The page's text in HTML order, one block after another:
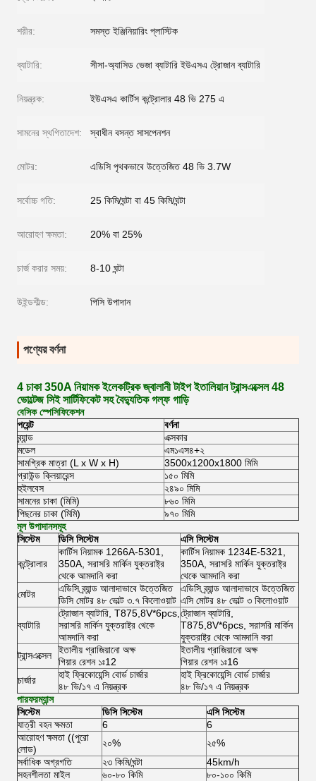
শরীর: সমস্ত ইঞ্জিনিয়ারিং প্লাস্টিক
ব্যাটারি: সীসা-অ্যাসিড ভেজা ব্যাটারি ইউএসএ ট্রোজান ব্যাটারি
নিয়ন্ত্রক: ইউএসএ কার্টিস কন্ট্রোলার 48 ভি 275 এ
সামনের স্থগিতাদেশ: স্বাধীন বসন্ত সাসপেনশন
মোটর: এডিসি পৃথকভাবে উত্তেজিত 48 ভি 3.7W
সর্বোচ্চ গতি: 25 কিমি/ঘন্টা বা 45 কিমি/ঘন্টা
আরোহণ ক্ষমতা: 20% বা 25%
চার্জ করার সময়: 8-10 ঘন্টা
উইন্ডশীল্ড: পিসি উপাদান
পণ্যের বর্ণনা
4 চাকা 350A নিয়ামক ইলেকট্রিক জ্বালানী টাইপ ইতালিয়ান ট্রান্সএক্সেল 48
ভোল্টেজ সিই সার্টিফিকেট সহ বৈদ্যুতিক গল্ফ গাড়ি
বেসিক স্পেসিফিকেশন
পয়েন্ট
বর্ণনা
ব্র্যান্ড
এক্সকার
মডেল
এম১এস৪+২
সামগ্রিক মাত্রা (L x W x H)
3500x1200x1800 মিমি
গ্রাউন্ড ক্লিয়ারেন্স
১৫০ মিমি
হুইলবেস
২৪৯০ মিমি
সামনের চাকা (মিমি)
৮৬০ মিমি
পিছনের চাকা (মিমি)
৯৭০ মিমি
মূল উপাদানসমূহ
সিস্টেম
ডিসি সিস্টেম এসি সিস্টেম
কন্ট্রোলার
কার্টিস নিয়ামক 1266A-5301,
350A, সরাসরি মার্কিন যুক্তরাষ্ট্র
থেকে আমদানি করা
কার্টিস নিয়ামক 1234E-5321,
350A, সরাসরি মার্কিন যুক্তরাষ্ট্র
থেকে আমদানি করা
মোটর
এডিসি ব্র্যান্ড আলাদাভাবে উত্তেজিত
ডিসি মোটর ৪৮ ভোল্ট ৩.৭ কিলোওয়াট
এডিসি ব্র্যান্ড আলাদাভাবে উত্তেজিত
এসি মোটর ৪৮ ভোল্ট ৩ কিলোওয়াট
ব্যাটারি
ট্রোজান ব্যাটারি, T875,8V*6pcs,
সরাসরি মার্কিন যুক্তরাষ্ট্র থেকে
আমদানি করা
ট্রোজান ব্যাটারি,
T875,8V*6pcs, সরাসরি মার্কিন
যুক্তরাষ্ট্র থেকে আমদানি করা
ট্রান্সএক্সেল
ইতালীয় গ্রাজিয়ানো অক্ষ
গিয়ার রেশন ১ঃ12
ইতালীয় গ্রাজিয়ানো অক্ষ
গিয়ার রেশন ১ঃ16
চার্জার
হাই ফ্রিকোয়েন্সি বোর্ড চার্জার
৪৮ ভি/১৭ এ নিয়ন্ত্রক
হাই ফ্রিকোয়েন্সি বোর্ড চার্জার
৪৮ ভি/১৭ এ নিয়ন্ত্রক
পারফরম্যান্স
সিস্টেম
ডিসি সিস্টেম
এসি সিস্টেম
যাত্রী বহন ক্ষমতা
6
6
আরোহণ ক্ষমতা ((পুরো
লোড)
২০%
২৫%
সর্বাধিক অগ্রগতি
২৩ কিমি/ঘন্টা
45km/h
সহনশীলতা মাইল
৬০-৮০ কিমি
৮০-১০০ কিমি